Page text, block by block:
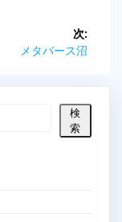
次:
次
メタバース沼
検
索